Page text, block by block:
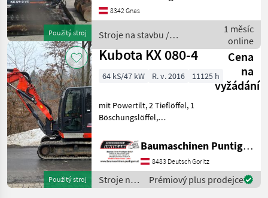
Použitý stroj
Ventil, Arbeitsscheinwerfer
vorn, Heizung
8342 Gnas
Stroje na stavbu /
Kubota
1 měsíc
online
Použitý stroj
Kubota KX 080-4
Cena
na
vyžádání
64 kS/47 kW R. v. 2016 11125 h
mit Powertilt, 2 Tieflöffel, 1
Böschungslöffel,
Referenznummer: 17476
Baumaschinen Puntigam
GmbH Unser Spezialgebiet:
Ankauf - Verkauf - Vermiet
Baumaschinen Puntigam GmbH
8483 Deutsch Goritz
Stroje na
stavbu /
Prémiový plus prodejce